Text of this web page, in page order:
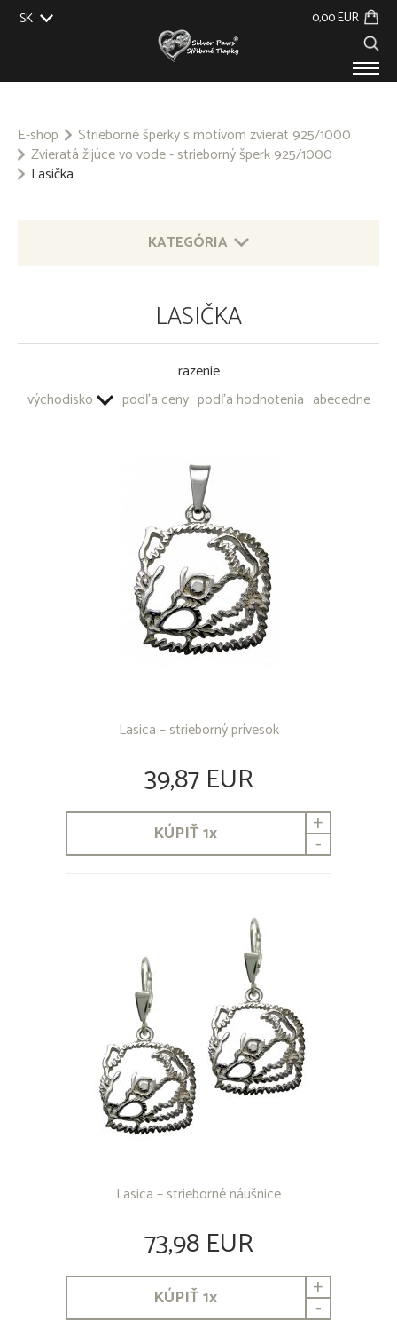
SK
0,00 EUR
O NÁS
GALÉRIA
E-shop
Strieborné šperky s motívom zvierat 925/1000
Zvieratá žijúce vo vode - strieborný šperk 925/1000
Lasička
KATEGÓRIA
PRÍVESOK NA KĽÚČE - OBECNÝ KOV
LASIČKA
razenie
východisko
podľa ceny podľa hodnotenia abecedne
Lasica – strieborný prívesok
39,87 EUR
KÚPIŤ1x +
-
Lasica – strieborné náušnice
73,98 EUR
KÚPIŤ1x +
-